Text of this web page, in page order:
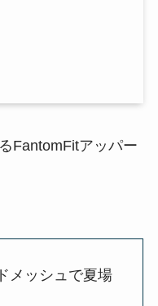
FantomFitアッパー
メッシュで夏場